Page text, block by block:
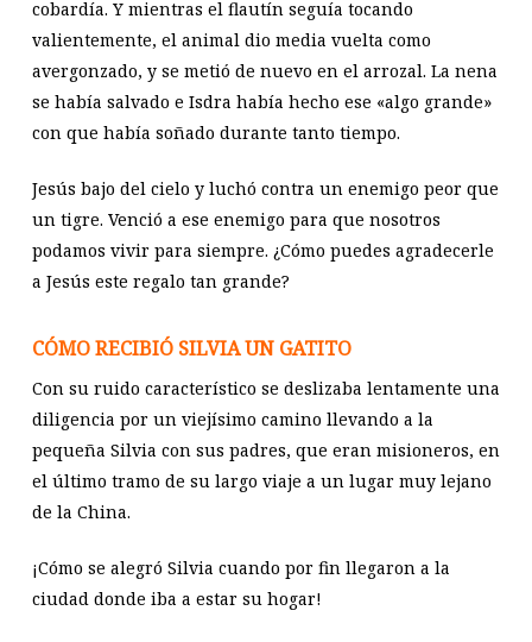
cobardía. Y mientras el flautín seguía tocando
valientemente, el animal dio media vuelta como
avergonzado, y se metió de nuevo en el arrozal. La nena
se había salvado e Isdra había hecho ese «algo grande»
con que había soñado durante tanto tiempo.
Jesús bajo del cielo y luchó contra un enemigo peor que
un tigre. Venció a ese enemigo para que nosotros
podamos vivir para siempre. ¿Cómo puedes agradecerle
a Jesús este regalo tan grande?
CÓMO RECIBIÓ SILVIA UN GATITO
Con su ruido característico se deslizaba lentamente una
diligencia por un viejísimo camino llevando a la
pequeña Silvia con sus padres, que eran misioneros, en
el último tramo de su largo viaje a un lugar muy lejano
de la China.
¡Cómo se alegró Silvia cuando por fin llegaron a la
ciudad donde iba a estar su hogar!